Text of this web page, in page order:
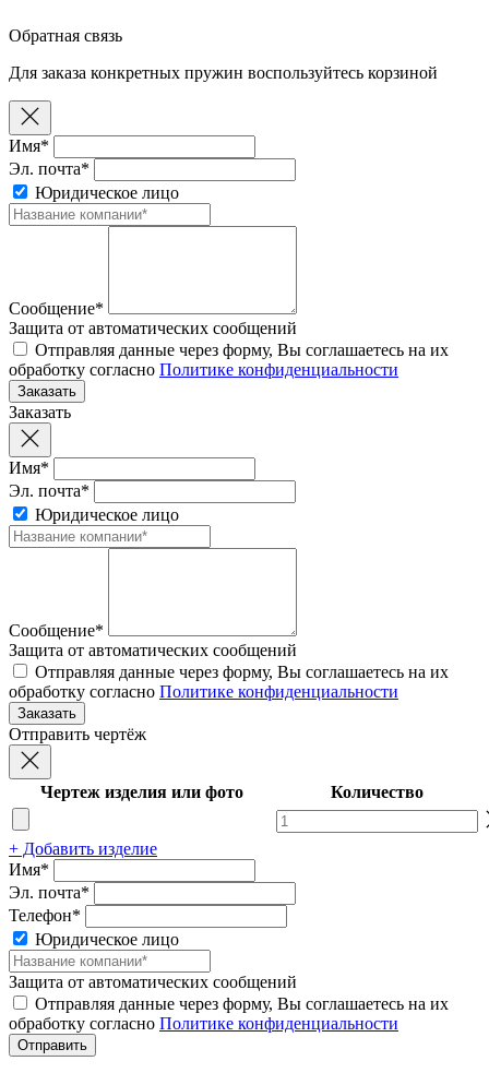
Обратная связь
Для заказа конкретных пружин воспользуйтесь корзиной
Имя*
Эл. почта*
Юридическое лицо
Сообщение*
Защита от автоматических сообщений
Отправляя данные через форму, Вы соглашаетесь на их
обработку согласно Политике конфиденциальности
Заказать
Имя*
Эл. почта*
Юридическое лицо
Сообщение*
Защита от автоматических сообщений
Отправляя данные через форму, Вы соглашаетесь на их
обработку согласно Политике конфиденциальности
Отправить чертёж
Чертеж изделия или фото Количество
+ Добавить изделие
Имя*
Эл. почта*
Телефон*
Юридическое лицо
Защита от автоматических сообщений
Отправляя данные через форму, Вы соглашаетесь на их
обработку согласно Политике конфиденциальности